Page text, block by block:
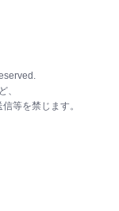
、
等を禁じます。